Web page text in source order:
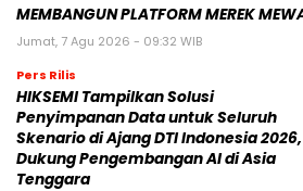
MEMBANGUN PLATFORM MEREK
Jumat, 7 Agu 2026 - 09:32 WIB
Pers Rilis
HIKSEMI Tampilkan Solusi
Penyimpanan Data untuk Seluruh
Skenario di Ajang DTI Indonesia 2026,
Dukung Pengembangan AI di Asia
Tenggara